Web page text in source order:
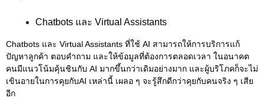
Chatbots และ Virtual Assistants
Chatbots และ Virtual Assistants ที่ใช้ AI สามารถให้การบริการแก้
ปัญหาลูกค้า ตอบคำถาม และให้ข้อมูลที่ต้องการตลอดเวลา ในอนาคต
คนมีแนวโน้มคุ้นชินกับ AI มากขึ้นกว่าเดิมอย่างมาก และผู้บริโภคก็จะไม่
เขินอายในการคุยกับAI เหล่านี้ เผลอ ๆ จะรู้สึกดีกว่าคุยกับคนจริง ๆ เสีย
อีก